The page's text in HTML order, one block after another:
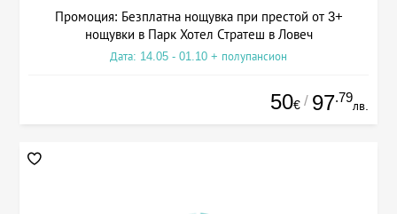
Промоция: Безплатна нощувка при престой от 3+
нощувки в Парк Хотел Стратеш в Ловеч
Дата: 14.05 - 01.10 + полупансион
50€ / 97.79
лв.